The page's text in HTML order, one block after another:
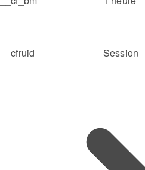
__cfruid Session